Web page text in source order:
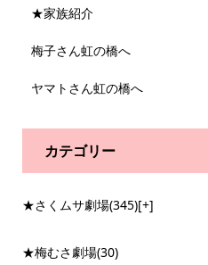
★家族紹介
梅子さん虹の橋へ
ヤマトさん虹の橋へ
カテゴリー
★さくムサ劇場(345)[+]
★梅むさ劇場(30)